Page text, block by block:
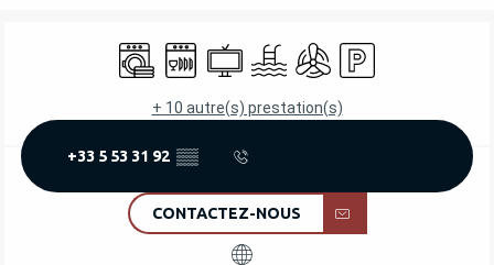
OUVERTURE ET COORDONNÉES
Lave lingeLave vaisselle
TélévisionPiscineAir conditionné
Parking
+ 10 autre(s) prestation(s)
+33 5 53 31 92 ▒▒
CONTACTEZ-NOUS